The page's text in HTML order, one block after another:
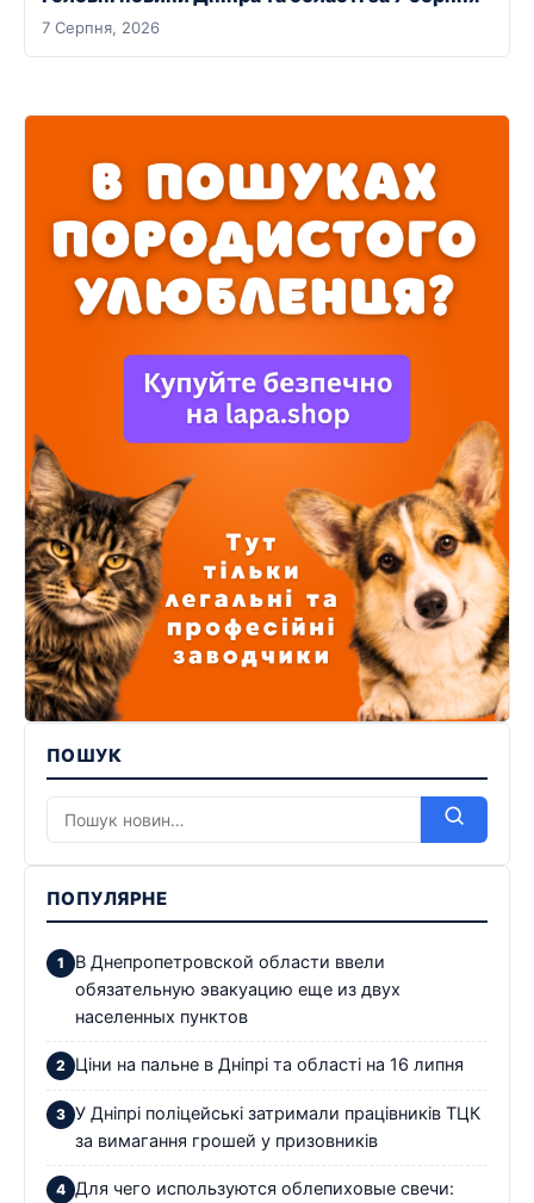
7 Серпня, 2026
ПОШУК
ПОПУЛЯРНЕ
В Днепропетровской области ввели
обязательную эвакуацию еще из двух
населенных пунктов
Ціни на пальне в Дніпрі та області на 16 липня
У Дніпрі поліцейські затримали працівників ТЦК
за вимагання грошей у призовників
Для чего используются облепиховые свечи: